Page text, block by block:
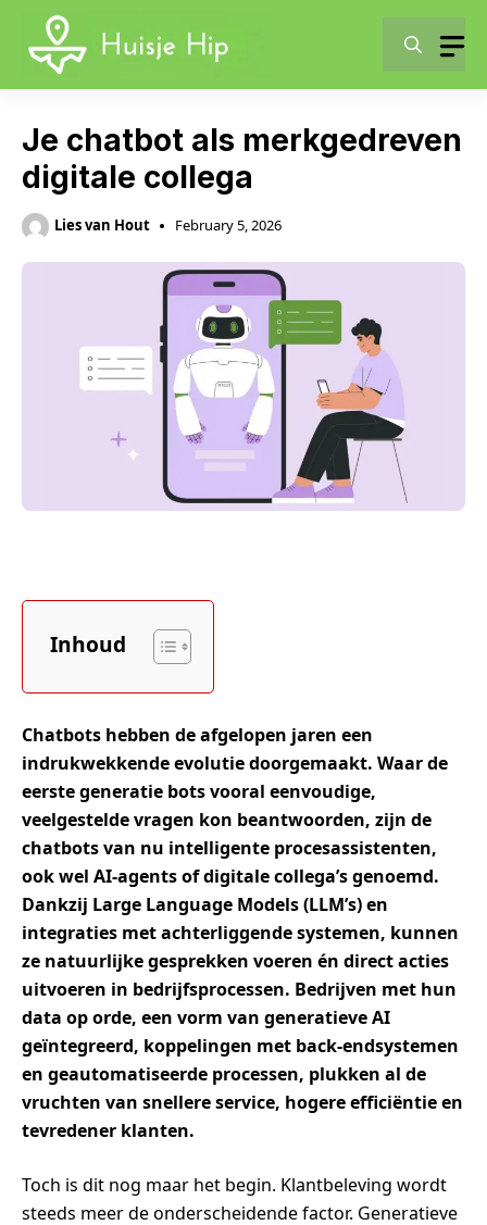
content
Je chatbot als merkgedreven
digitale collega
Lies van Hout February 5, 2026
Inhoud
Chatbots hebben de afgelopen jaren een
indrukwekkende evolutie doorgemaakt. Waar de
eerste generatie bots vooral eenvoudige,
veelgestelde vragen kon beantwoorden, zijn de
chatbots van nu intelligente procesassistenten,
ook wel AI-agents of digitale collega’s genoemd.
Dankzij Large Language Models (LLM’s) en
integraties met achterliggende systemen, kunnen
ze natuurlijke gesprekken voeren én direct acties
uitvoeren in bedrijfsprocessen. Bedrijven met hun
data op orde, een vorm van generatieve AI
geïntegreerd, koppelingen met back-endsystemen
en geautomatiseerde processen, plukken al de
vruchten van snellere service, hogere efficiëntie en
tevredener klanten.
Toch is dit nog maar het begin. Klantbeleving wordt
steeds meer de onderscheidende factor. Generatieve